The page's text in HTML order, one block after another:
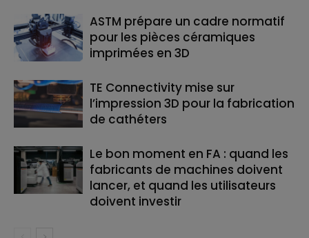
ASTM prépare un cadre normatif
pour les pièces céramiques
imprimées en 3D
TE Connectivity mise sur
l’impression 3D pour la fabrication
de cathéters
Le bon moment en FA : quand les
fabricants de machines doivent
lancer, et quand les utilisateurs
doivent investir